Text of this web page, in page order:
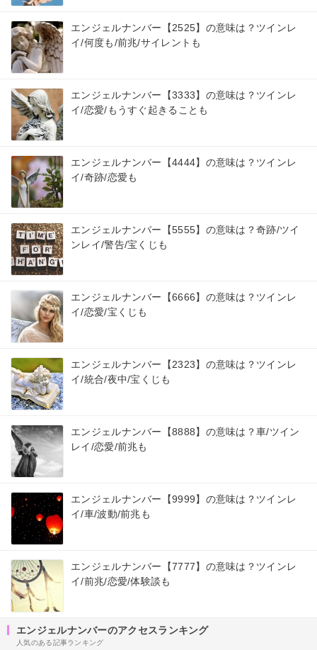
エンジェルナンバー【2525】の意味は？ツインレ
イ/何度も/前兆/サイレントも
エンジェルナンバー【3333】の意味は？ツインレ
イ/恋愛/もうすぐ起きることも
エンジェルナンバー【4444】の意味は？ツインレ
イ/奇跡/恋愛も
エンジェルナンバー【5555】の意味は？奇跡/ツイ
ンレイ/警告/宝くじも
エンジェルナンバー【6666】の意味は？ツインレ
イ/恋愛/宝くじも
エンジェルナンバー【2323】の意味は？ツインレ
イ/統合/夜中/宝くじも
エンジェルナンバー【8888】の意味は？車/ツイン
レイ/恋愛/前兆も
エンジェルナンバー【9999】の意味は？ツインレ
イ/車/波動/前兆も
エンジェルナンバー【7777】の意味は？ツインレ
イ/前兆/恋愛/体験談も
エンジェルナンバーのアクセスランキング
人気のある記事ランキング